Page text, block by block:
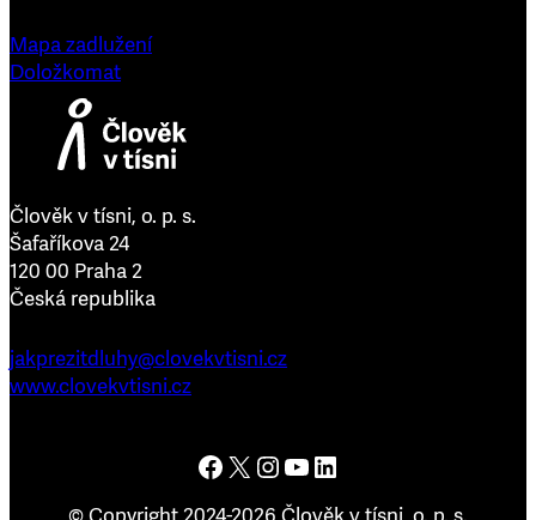
Mapa zadlužení
Doložkomat
Člověk v tísni, o. p. s.
Šafaříkova 24
120 00 Praha 2
Česká republika
jakprezitdluhy@clovekvtisni.cz
www.clovekvtisni.cz
Člověk v tísni na Facebooku Člověk v tísni na platformě X Člověk v tísni na Instagramu Člověk v tísni na YouTube Člověk v tísni na LinkedInu